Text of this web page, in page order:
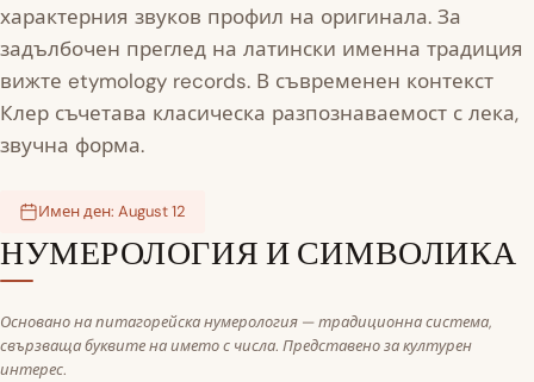
характерния звуков профил на оригинала. За
задълбочен преглед на латински именна традиция
вижте etymology records. В съвременен контекст
Клер съчетава класическа разпознаваемост с лека,
звучна форма.
Имен ден: August 12
НУМЕРОЛОГИЯ И СИМВОЛИКА
Основано на питагорейска нумерология — традиционна система,
свързваща буквите на името с числа. Представено за културен
интерес.